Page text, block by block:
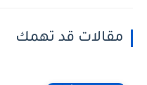
مقالات قد تهمك